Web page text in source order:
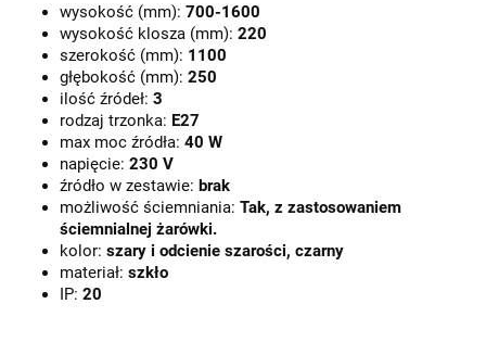
wysokość (mm): 700-1600
wysokość klosza (mm): 220
szerokość (mm): 1100
głębokość (mm): 250
ilość źródeł: 3
rodzaj trzonka: E27
max moc źródła: 40 W
napięcie: 230 V
źródło w zestawie: brak
możliwość ściemniania: Tak, z zastosowaniem
ściemnialnej żarówki.
kolor: szary i odcienie szarości, czarny
materiał: szkło
IP: 20